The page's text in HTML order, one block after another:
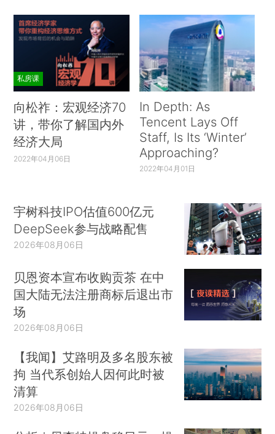
私房课
向松祚：宏观经济70
讲，带你了解国内外
经济大局
2022年04月06日
In Depth: As
Tencent Lays Off
Staff, Is Its ‘Winter’
Approaching?
2022年04月01日
宇树科技IPO估值600亿元
DeepSeek参与战略配售
2026年08月06日
贝恩资本宣布收购贡茶 在中
国大陆无法注册商标后退出市
场
2026年08月06日
【我闻】艾路明及多名股东被
拘 当代系创始人因何此时被
清算
2026年08月06日